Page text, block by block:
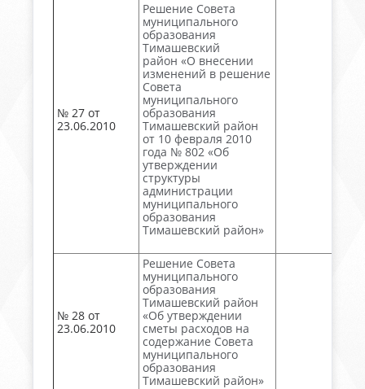
№ 27 от
23.06.2010
Решение Совета
муниципального
образования
Тимашевский
район «О внесении
изменений в решение
Совета
муниципального
образования
Тимашевский район
от 10 февраля 2010
года № 802 «Об
утверждении
структуры
администрации
муниципального
образования
Тимашевский район»
№ 28 от
23.06.2010
Решение Совета
муниципального
образования
Тимашевский район
«Об утверждении
сметы расходов на
содержание Совета
муниципального
образования
Тимашевский район»